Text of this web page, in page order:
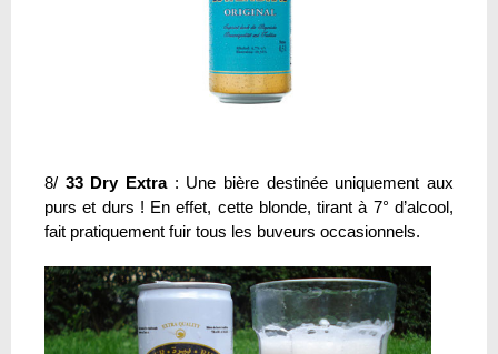
8/ 33 Dry Extra : Une bière destinée uniquement aux
purs et durs ! En effet, cette blonde, tirant à 7° d’alcool,
fait pratiquement fuir tous les buveurs occasionnels.